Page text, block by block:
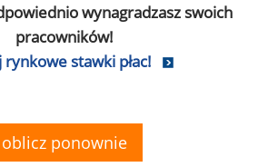
wynagradzasz swoich
pracowników!
rynkowe stawki płac!
oblicz ponownie